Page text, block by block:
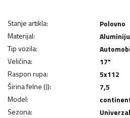
Stanje artikla:
Polovno
Materijal:
Tip vozila:
Veličina:
17"
Raspon rupa:
5x112
Širina felne (J):
7,5
Model:
Sezona: